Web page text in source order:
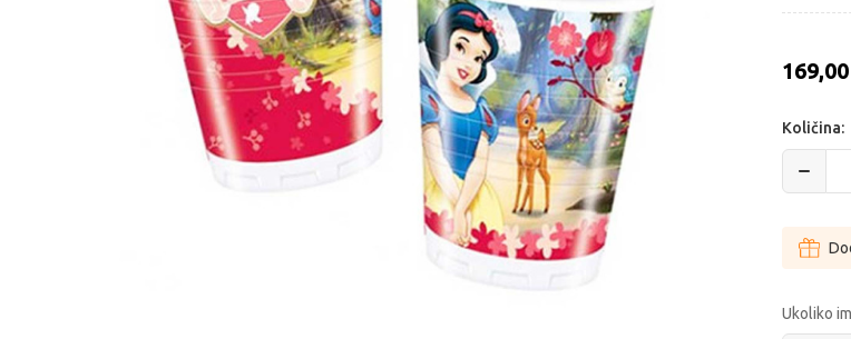
169,00
Količina:
Ukoliko